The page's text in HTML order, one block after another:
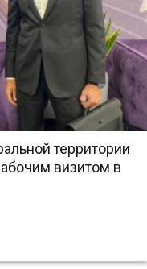
территории
визитом в